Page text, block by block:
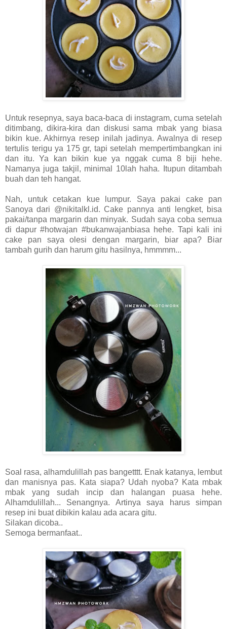
Untuk resepnya, saya baca-baca di instagram, cuma setelah
ditimbang, dikira-kira dan diskusi sama mbak yang biasa
bikin kue. Akhirnya resep inilah jadinya. Awalnya di resep
tertulis terigu ya 175 gr, tapi setelah mempertimbangkan ini
dan itu. Ya kan bikin kue ya nggak cuma 8 biji hehe.
Namanya juga takjil, minimal 10lah haha. Itupun ditambah
buah dan teh hangat.
Nah, untuk cetakan kue lumpur. Saya pakai cake pan
Sanoya dari @nikitalkl.id. Cake pannya anti lengket, bisa
pakai/tanpa margarin dan minyak. Sudah saya coba semua
di dapur #hotwajan #bukanwajanbiasa hehe. Tapi kali ini
cake pan saya olesi dengan margarin, biar apa? Biar
tambah gurih dan harum gitu hasilnya, hmmmm...
Soal rasa, alhamdulillah pas bangetttt. Enak katanya, lembut
dan manisnya pas. Kata siapa? Udah nyoba? Kata mbak
mbak yang sudah incip dan halangan puasa hehe.
Alhamdulillah... Senangnya. Artinya saya harus simpan
resep ini buat dibikin kalau ada acara gitu.
Silakan dicoba..
Semoga bermanfaat..